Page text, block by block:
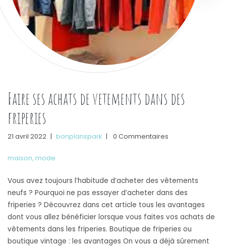
Faire ses achats de vetements dans des
friperies
21 avril 2022 | bonplanspark | 0 Commentaires
maison, mode
Vous avez toujours l’habitude d’acheter des vêtements
neufs ? Pourquoi ne pas essayer d’acheter dans des
friperies ? Découvrez dans cet article tous les avantages
dont vous allez bénéficier lorsque vous faites vos achats de
vêtements dans les friperies. Boutique de friperies ou
boutique vintage : les avantages On vous a déjà sûrement